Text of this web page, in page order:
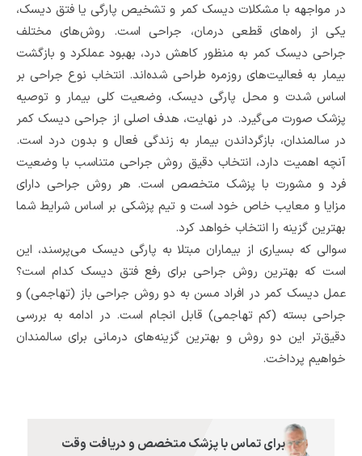
در مواجهه با مشکلات دیسک کمر و تشخیص پارگی یا فتق دیسک،
یکی از راه‌های قطعی درمان، جراحی است. روش‌های مختلف
جراحی دیسک کمر به منظور کاهش درد، بهبود عملکرد و بازگشت
بیمار به فعالیت‌های روزمره طراحی شده‌اند. انتخاب نوع جراحی بر
اساس شدت و محل پارگی دیسک، وضعیت کلی بیمار و توصیه
پزشک صورت می‌گیرد. در نهایت، هدف اصلی از جراحی دیسک کمر
در سالمندان، بازگرداندن بیمار به زندگی فعال و بدون درد است.
آنچه اهمیت دارد، انتخاب دقیق روش جراحی متناسب با وضعیت
فرد و مشورت با پزشک متخصص است. هر روش جراحی دارای
مزایا و معایب خاص خود است و تیم پزشکی بر اساس شرایط شما
بهترین گزینه را انتخاب خواهد کرد.
سوالی که بسیاری از بیماران مبتلا به پارگی دیسک می‌پرسند، این
است که بهترین روش جراحی برای رفع فتق دیسک کدام است؟
عمل دیسک کمر در افراد مسن به دو روش جراحی باز (تهاجمی) و
جراحی بسته (کم تهاجمی) قابل انجام است. در ادامه به بررسی
دقیق‌تر این دو روش و بهترین گزینه‌های درمانی برای سالمندان
خواهیم پرداخت.
برای تماس با پزشک متخصص و دریافت وقت